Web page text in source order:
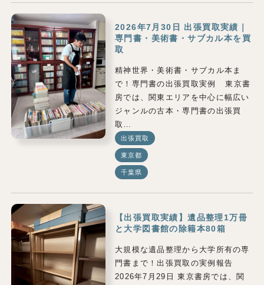
2026年7月30日 出張買取実績｜
専門書・美術書・サブカル本を買
取
精神世界・美術書・サブカル本ま
で！専門書の出張買取実例 東京書
房では、関東エリアを中心に幅広い
ジャンルの古本・専門書の出張買
取…
出張買取
東京都
千葉県
【出張買取実績】遺品整理1万冊
と大学図書館の除籍本80箱
大規模な遺品整理から大学所有の専
門書まで！出張買取の実例報告
2026年7月29日 東京書房では、関